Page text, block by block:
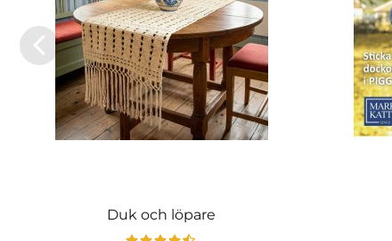
Duk och löpare